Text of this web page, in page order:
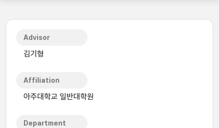
Advisor
김기형
Affiliation
아주대학교 일반대학원
Department